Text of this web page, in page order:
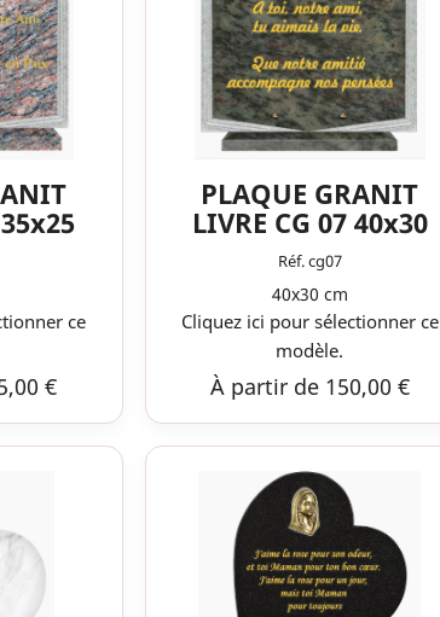
ce
€
PLAQUE GRANIT
LIVRE CG 07 40x30
Réf. cg07
40x30 cm
Cliquez ici pour sélectionner ce
modèle.
À partir de 150,00 €